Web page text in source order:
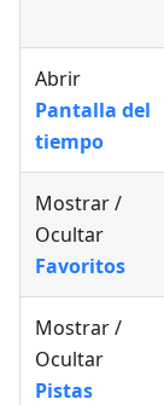
Abrir
Pantalla del
tiempo
Mostrar /
Ocultar
Favoritos
Mostrar /
Ocultar
Pistas